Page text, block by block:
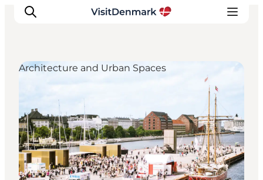
Inspirations
Destinations
Quoi faire
Hébergements
Planifiez votre voyage
Architecture and Urban Spaces